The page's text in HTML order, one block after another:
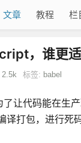
文章 教程 栏
，谁更
2.5k 标签: babel
让代码能在生
译打包，进行死